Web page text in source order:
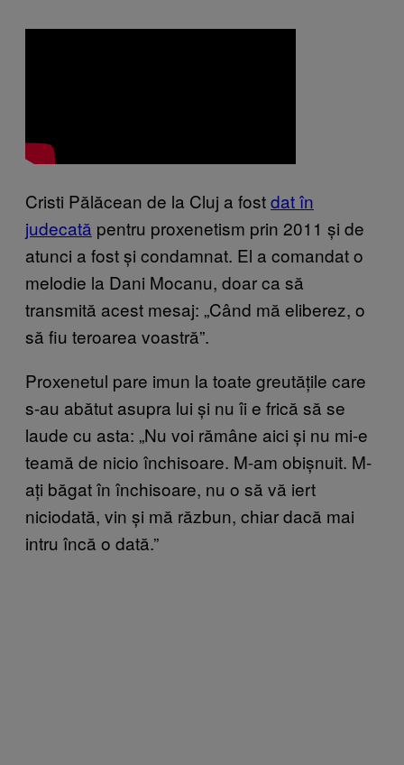
Cristi Pălăcean de la Cluj a fostdat în
judecată pentru proxenetism prin 2011 și de
atunci a fost și condamnat. El a comandat o
melodie la Dani Mocanu, doar ca să
transmită acest mesaj: „Când mă eliberez, o
să fiu teroarea voastră”.
Proxenetul pare imun la toate greutățile care
s-au abătut asupra lui și nu îi e frică să se
laude cu asta: „Nu voi rămâne aici și nu mi-e
teamă de nicio închisoare. M-am obișnuit. M-
ați băgat în închisoare, nu o să vă iert
niciodată, vin și mă răzbun, chiar dacă mai
intru încă o dată.”